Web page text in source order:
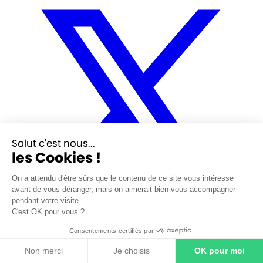
Salut c'est nous...
les Cookies !
On a attendu d'être sûrs que le contenu de ce site vous intéresse
avant de vous déranger, mais on aimerait bien vous accompagner
pendant votre visite...
C'est OK pour vous ?
Consentements certifiés par
Non merci Je choisis OK pour moi